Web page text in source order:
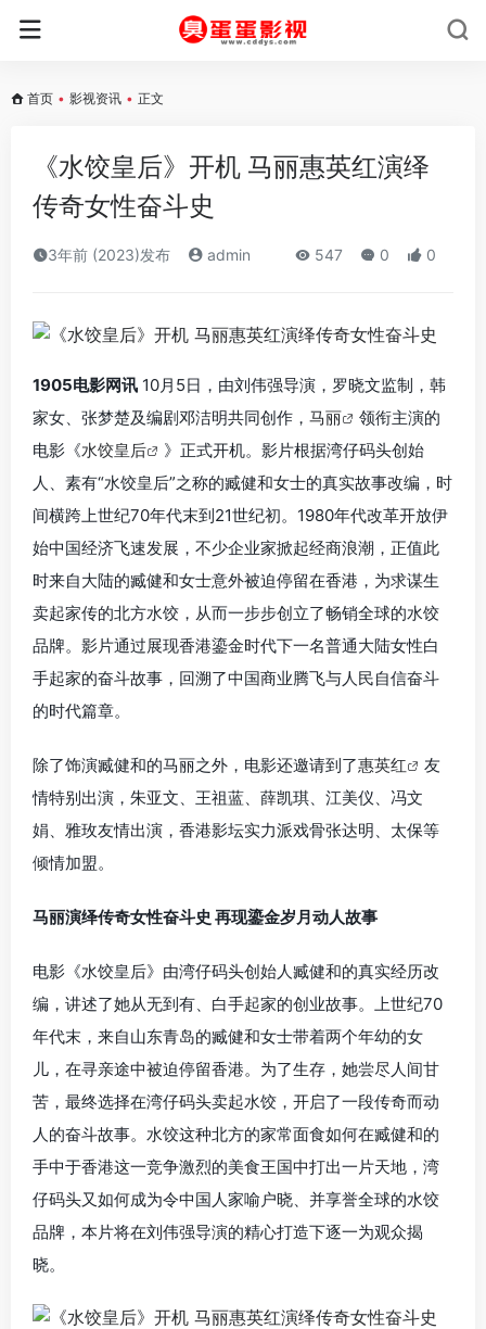
首页 • 影视资讯 • 正文
《水饺皇后》开机 马丽惠英红演绎
传奇女性奋斗史
3年前 (2023)发布 admin 547 0 0
1905电影网讯 10月5日，由刘伟强导演，罗晓文监制，韩
家女、张梦楚及编剧邓洁明共同创作， 马丽
领衔主演的
电影《水饺皇后
》正式开机。影片根据湾仔码头创始
人、素有“水饺皇后”之称的臧健和女士的真实故事改编，时
间横跨上世纪70年代末到21世纪初。1980年代改革开放伊
始中国经济飞速发展，不少企业家掀起经商浪潮，正值此
时来自大陆的臧健和女士意外被迫停留在香港，为求谋生
卖起家传的北方水饺，从而一步步创立了畅销全球的水饺
品牌。影片通过展现香港鎏金时代下一名普通大陆女性白
手起家的奋斗故事，回溯了中国商业腾飞与人民自信奋斗
的时代篇章。
除了饰演臧健和的马丽之外，电影还邀请到了惠英红
友
情特别出演，朱亚文、王祖蓝、薛凯琪、江美仪、冯文
娟、雅玫友情出演，香港影坛实力派戏骨张达明、太保等
倾情加盟。
马丽演绎传奇女性奋斗史 再现鎏金岁月动人故事
电影《水饺皇后》由湾仔码头创始人臧健和的真实经历改
编，讲述了她从无到有、白手起家的创业故事。上世纪70
年代末，来自山东青岛的臧健和女士带着两个年幼的女
儿，在寻亲途中被迫停留香港。为了生存，她尝尽人间甘
苦，最终选择在湾仔码头卖起水饺，开启了一段传奇而动
人的奋斗故事。水饺这种北方的家常面食如何在臧健和的
手中于香港这一竞争激烈的美食王国中打出一片天地，湾
仔码头又如何成为令中国人家喻户晓、并享誉全球的水饺
品牌，本片将在刘伟强导演的精心打造下逐一为观众揭
晓。